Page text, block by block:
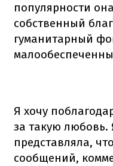
популярности
собственный
гуманитарный
Я хочу
за такую любовь.
представляла,
сообщений,